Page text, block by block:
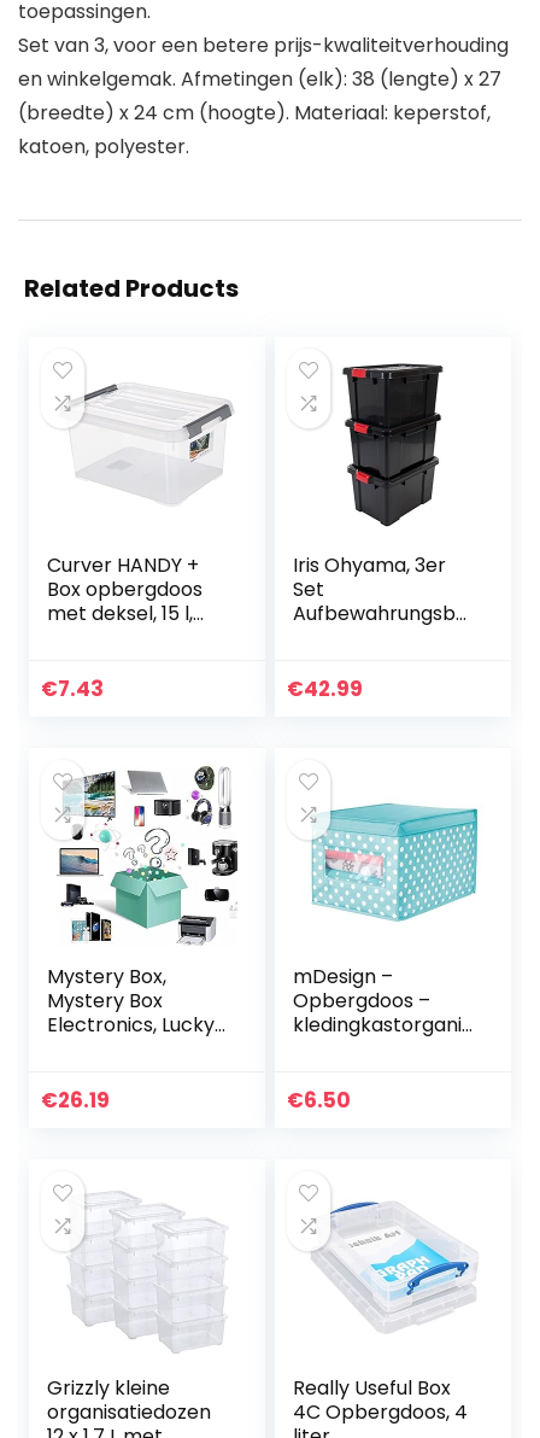
toepassingen.
Set van 3, voor een betere prijs-kwaliteitverhouding
en winkelgemak. Afmetingen (elk): 38 (lengte) x 27
(breedte) x 24 cm (hoogte). Materiaal: keperstof,
katoen, polyester.
Related Products
Curver HANDY +
Box opbergdoos
met deksel, 15 l,
€7.43
Iris Ohyama, 3er
Set
Aufbewahrungsbo
stapelbar, Garage
€42.99
Mystery Box,
Mystery Box
Electronics, Lucky
voordelig,
€26.19
mDesign –
Opbergdoos –
kledingkastorganiz
ormig/voor een
€6.50
Grizzly kleine
organisatiedozen
Really Useful Box
4C Opbergdoos, 4